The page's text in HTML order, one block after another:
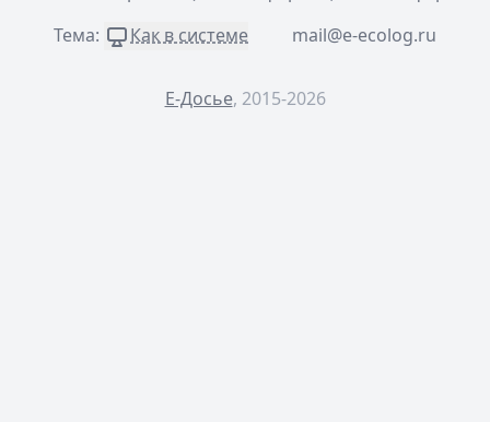
Тема:
Как в системе mail@e-ecolog.ru
Е-Досье, 2015-2026